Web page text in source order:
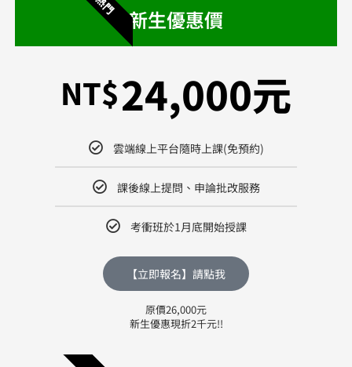
新生優惠價
NT$24,000元
雲端線上平台隨時上課(免預約)
課後線上提問、申論批改服務
考衝班於1月底開始授課
【立即報名】請點我
原價26,000元
新生優惠現折2千元!!